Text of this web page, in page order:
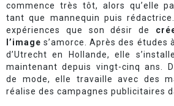
commence très tôt, alors qu’elle
tant que mannequin puis
expériences que son désir de
l’image s’amorce. Après des études
d’Utrecht en Hollande, elle
maintenant depuis vingt-cinq ans.
de mode, elle travaille avec des
réalise des campagnes publicitaires